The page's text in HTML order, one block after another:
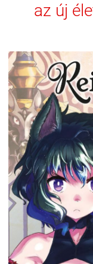
az új